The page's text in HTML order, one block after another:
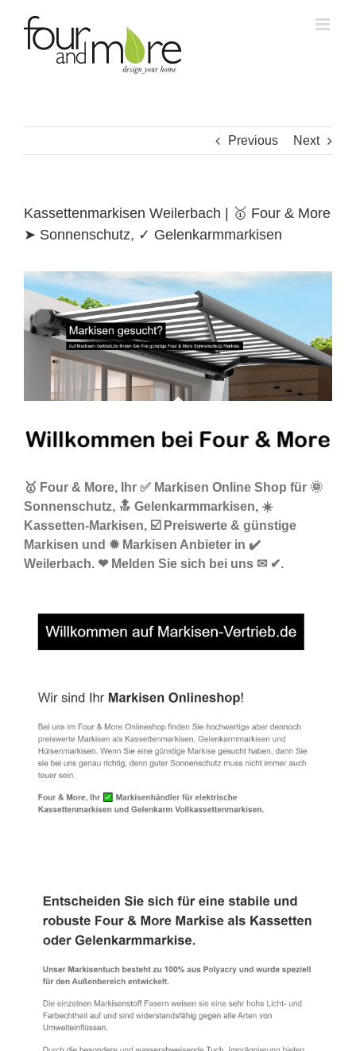
content
Previous Next
Kassettenmarkisen Weilerbach | 🥇 Four & More
➤ Sonnenschutz, ✓ Gelenkarmmarkisen
🥇 Four & More, Ihr ✅ Markisen Online Shop für 🌞
Sonnenschutz, 🔝 Gelenkarmmarkisen, ☀️
Kassetten-Markisen, ☑️ Preiswerte & günstige
Markisen und ✹ Markisen Anbieter in ✔️
Weilerbach. ❤ Melden Sie sich bei uns ✉ ✔.